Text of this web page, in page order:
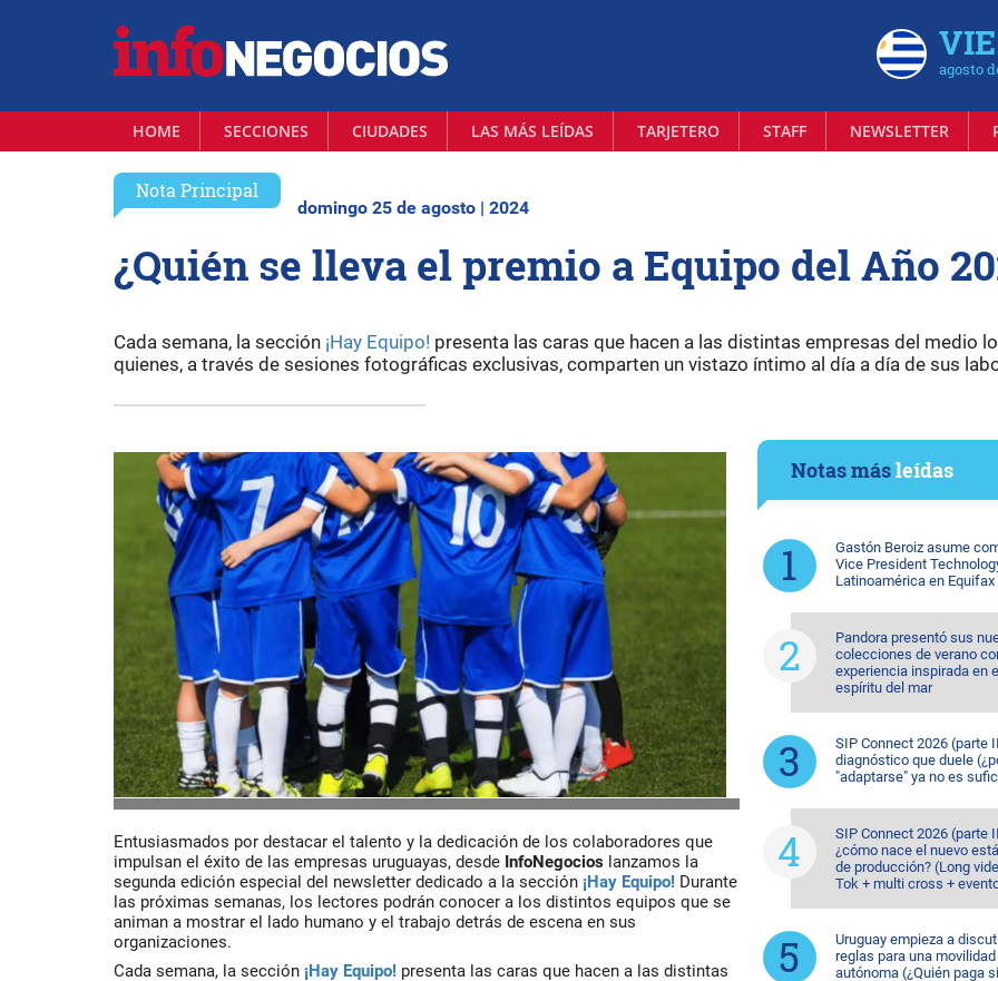
agosto
HOME SECCIONES CIUDADES LAS MÁS LEÍDAS TARJETERO STAFF NEWSLETTER
Nota Principal
domingo 25 de agosto | 2024
¿Quién se lleva el premio a Equipo del Año
Cada semana, la sección ¡Hay Equipo! presenta las caras que hacen a las distintas empresas del medio
quienes, a través de sesiones fotográficas exclusivas, comparten un vistazo íntimo al día a día de sus
Entusiasmados por destacar el talento y la dedicación de los colaboradores que
impulsan el éxito de las empresas uruguayas, desde InfoNegocios lanzamos la
segunda edición especial del newsletter dedicado a la sección ¡Hay Equipo! Durante
las próximas semanas, los lectores podrán conocer a los distintos equipos que se
animan a mostrar el lado humano y el trabajo detrás de escena en sus
organizaciones.
Cada semana, la sección ¡Hay Equipo! presenta las caras que hacen a las distintas
Notas másleídas
Gastón Beroiz asume
Vice President
Latinoamérica en Equifax
Pandora presentó sus
colecciones de verano
experiencia inspirada en
espíritu del mar
SIP Connect 2026 (parte
diagnóstico que duele
"adaptarse" ya no es
SIP Connect 2026 (parte
¿cómo nace el nuevo
de producción? (Long
Tok + multi cross +
Uruguay empieza a
reglas para una movilidad
autónoma (¿Quién paga